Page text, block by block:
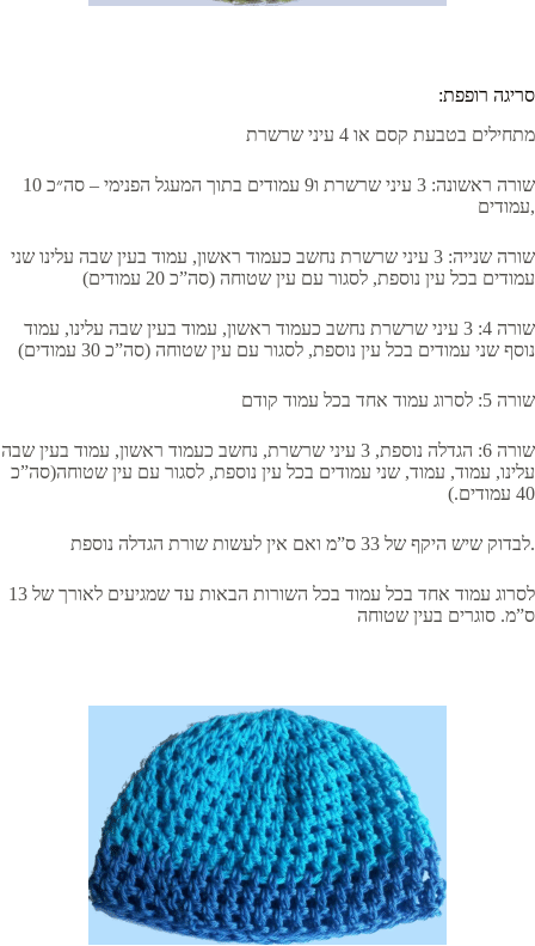
:סריגה רופפת
מתחילים בטבעת קסם או 4 עיני שרשרת
שורה ראשונה: 3 עיני שרשרת ו9 עמודים בתוך המעגל הפנימי – סה״כ 10
עמודים,
שורה שנייה: 3 עיני שרשרת נחשב כעמוד ראשון, עמוד בעין שבה עלינו שני
עמודים בכל עין נוספת, לסגור עם עין שטוחה (סה”כ 20 עמודים)
שורה 4: 3 עיני שרשרת נחשב כעמוד ראשון, עמוד בעין שבה עלינו, עמוד
נוסף שני עמודים בכל עין נוספת, לסגור עם עין שטוחה (סה”כ 30 עמודים)
שורה 5: לסרוג עמוד אחד בכל עמוד קודם
שורה 6: הגדלה נוספת, 3 עיני שרשרת, נחשב כעמוד ראשון, עמוד בעין שבה
עלינו, עמוד, עמוד, שני עמודים בכל עין נוספת, לסגור עם עין שטוחה(סה”כ
40 עמודים.)
לבדוק שיש היקף של 33 ס”מ ואם אין לעשות שורת הגדלה נוספת.
לסרוג עמוד אחד בכל עמוד בכל השורות הבאות עד שמגיעים לאורך של 13
ס”מ. סוגרים בעין שטוחה